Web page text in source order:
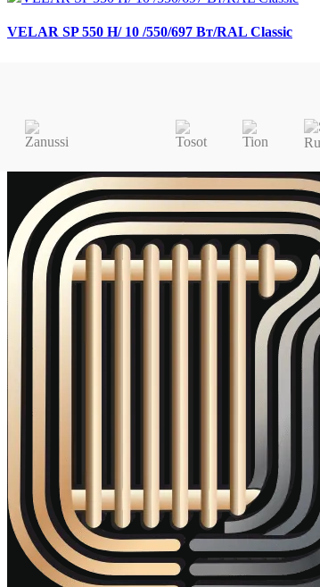
VELAR SP 550 H/ 10 /550/697 Вт/RAL Classic